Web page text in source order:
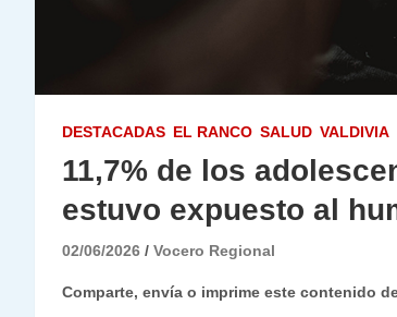
DESTACADAS EL RANCO SALUD VALDIVIA
11,7% de los
estuvo expuesto al
02/06/2026 Vocero Regional
Comparte, envía o imprime este contenido